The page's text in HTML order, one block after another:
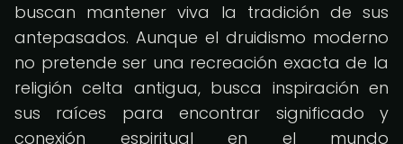
buscan mantener viva la tradición de sus
antepasados. Aunque el druidismo moderno
no pretende ser una recreación exacta de la
religión celta antigua, busca inspiración en
sus raíces para encontrar significado y
conexión espiritual en el mundo